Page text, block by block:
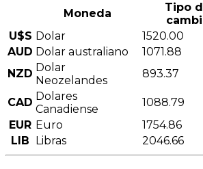
Moneda
Tipo
U$S Dolar 1520.00
AUD Dolar australiano 1071.88
NZD Dolar
Neozelandes
893.37
CAD Dolares
Canadiense
1088.79
EUR Euro 1754.86
LIB
Libras 2046.66